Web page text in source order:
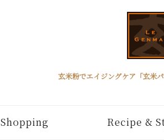
玄米粉でエイジングケア「玄米
Shopping Recipe &